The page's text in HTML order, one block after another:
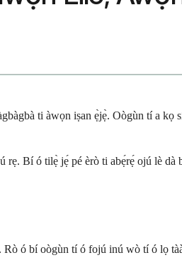
ti àwọn iṣan ẹ̀jẹ̀. Oògùn tí a
rẹ. Bí ó tilẹ̀ jẹ́ pé èrò ti abẹ́rẹ́ ojú lè
ó bí oògùn tí ó fojú inú wò tí ó lọ